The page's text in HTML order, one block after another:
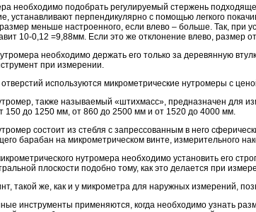
необходимо подобрать регулируемый стержень
устанавливают перпендикулярно с помощью легкого
меньше настроенного, если влево – больше. Так, при
10-0,12 =9,88мм. Если это же отклонение влево, размер
необходимо держать его только за деревянную
при измерении.
используются микрометрические нутромеры с
также называемый «штихмасс», предназначен для
150 до 1250 мм, от 860 до 2500 мм и от 1520 до 4000 мм.
состоит из стебля с запрессованным в него
барабан на микрометрическом винте, измерительного
нутромера необходимо установить его
плоскости подобно тому, как это делается при
такой же, как и у микрометра для наружных измерений,
инструменты применяются, когда необходимо узнать